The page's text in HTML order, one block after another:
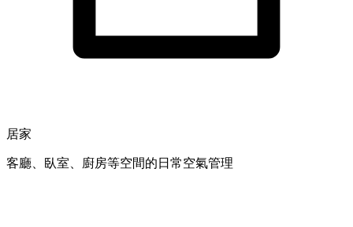
居家
客廳、臥室、廚房等空間的日常空氣管理